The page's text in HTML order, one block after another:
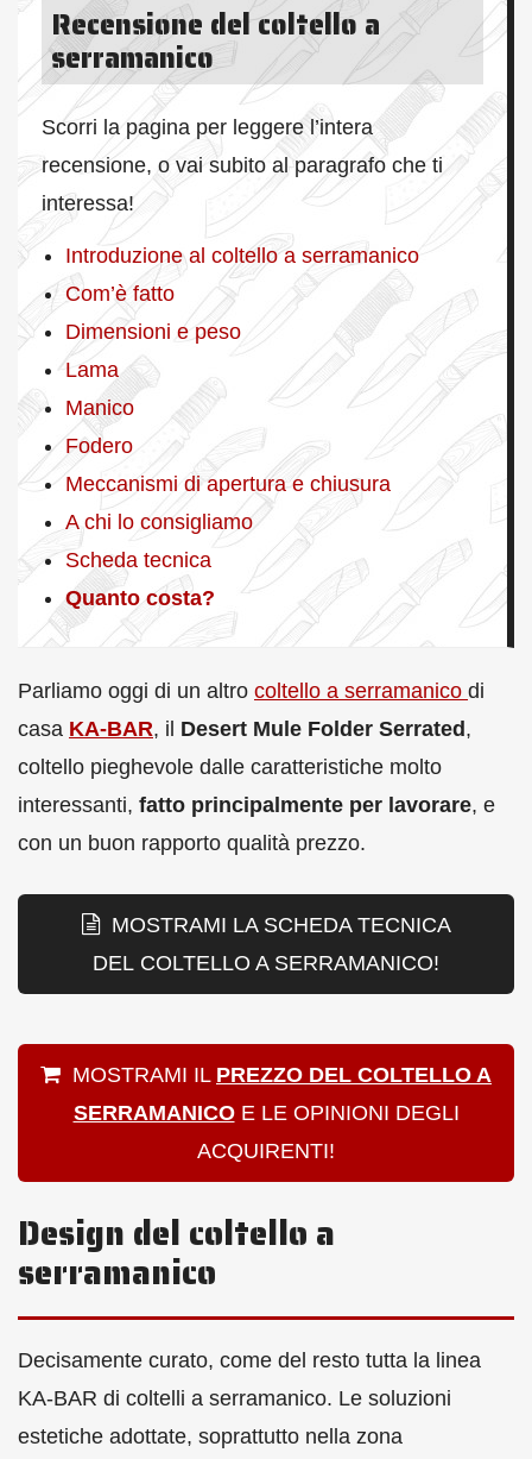
Recensione del coltello a
serramanico
Scorri la pagina per leggere l’intera
recensione, o vai subito al paragrafo che ti
interessa!
Introduzione al coltello a serramanico
Com’è fatto
Dimensioni e peso
Lama
Manico
Fodero
Meccanismi di apertura e chiusura
A chi lo consigliamo
Scheda tecnica
Quanto costa?
Parliamo oggi di un altro coltello a serramanico di
casa KA-BAR, il Desert Mule Folder Serrated,
coltello pieghevole dalle caratteristiche molto
interessanti, fatto principalmente per lavorare, e
con un buon rapporto qualità prezzo.
MOSTRAMI LA SCHEDA TECNICA
DEL COLTELLO A SERRAMANICO!
MOSTRAMI IL PREZZO DEL COLTELLO A
SERRAMANICOE LE OPINIONI DEGLI
ACQUIRENTI!
Design del coltello a
serramanico
Decisamente curato, come del resto tutta la linea
KA-BAR di coltelli a serramanico. Le soluzioni
estetiche adottate, soprattutto nella zona